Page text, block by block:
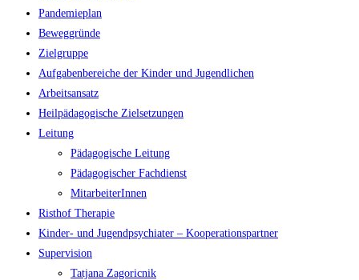
Pandemieplan
Beweggründe
Zielgruppe
Aufgabenbereiche der Kinder und Jugendlichen
Arbeitsansatz
Heilpädagogische Zielsetzungen
Leitung
Pädagogische Leitung
Pädagogischer Fachdienst
MitarbeiterInnen
Risthof Therapie
Kinder- und Jugendpsychiater – Kooperationspartner
Supervision
Tatjana Zagoricnik